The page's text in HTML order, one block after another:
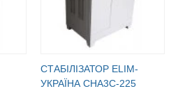
СТАБІЛІЗАТОР ELIM-
УКРАЇНА СНА3С-225